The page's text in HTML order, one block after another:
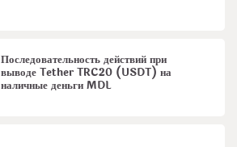
Последовательность действий при
выводе Tether TRC20 (USDT) на
наличные деньги MDL